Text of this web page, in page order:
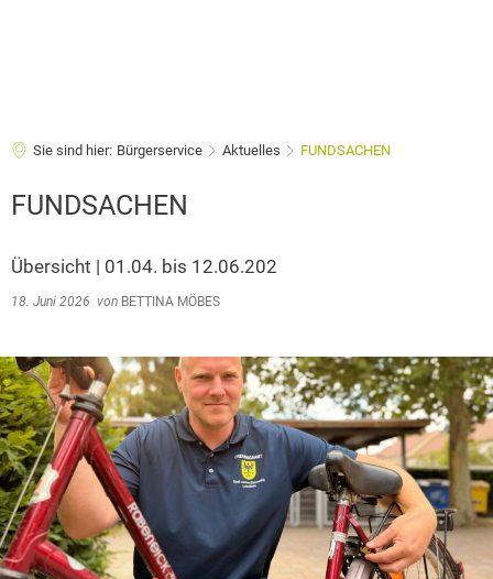
Sie sind hier: Bürgerservice Aktuelles FUNDSACHEN
FUNDSACHEN
Übersicht | 01.04. bis 12.06.202
18. Juni 2026 von BETTINA MÖBES